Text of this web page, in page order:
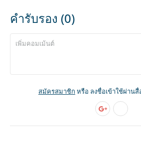
คำรับรอง (0)
สมัครสมาชิก หรือ ลงชื่อเข้าใช้ผ่าน